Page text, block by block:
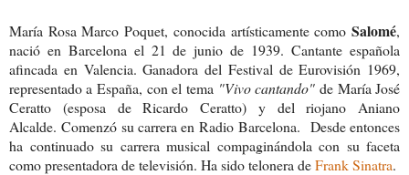
María Rosa Marco Poquet, conocida artísticamente como Salomé,
nació en Barcelona el 21 de junio de 1939. Cantante española
afincada en Valencia. Ganadora del Festival de Eurovisión 1969,
representado a España, con el tema "Vivo cantando"de María José
Ceratto (esposa de Ricardo Ceratto) y del riojano Aniano
Alcalde. Comenzó su carrera en Radio Barcelona. Desde entonces
ha continuado su carrera musical compaginándola con su faceta
como presentadora de televisión. Ha sido telonera deFrank Sinatra.